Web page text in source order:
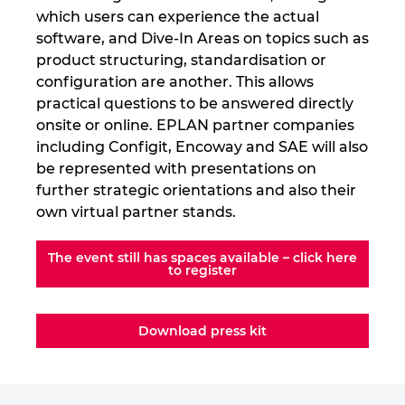
which users can experience the actual
software, and Dive-In Areas on topics such as
product structuring, standardisation or
configuration are another. This allows
practical questions to be answered directly
onsite or online. EPLAN partner companies
including Configit, Encoway and SAE will also
be represented with presentations on
further strategic orientations and also their
own virtual partner stands.
The event still has spaces available – click here
to register
Download press kit